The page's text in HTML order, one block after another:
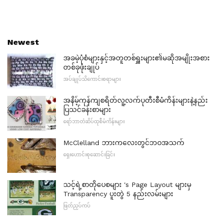
Newest
အခမဲ့ပုံစံများနှင့်အတူတစ်ရှူးများ၏မဆိုအမျိုးအစား
တစ်ခုဖုံးချုပ်
အပ်ချုပ်သိကောင်းစရာများ
အနိမ့်ကုန်ကျစရိတ်လူ့လက်ပုတီးစီမံကိန်းများနဲ့နည်း
ပြသင်ခန်းစာများ
ရော်ဘာတံဆိပ်ထုစီမံကိန်းများ
McClelland ဘားကလေးတွင်ဘဝအသက်
ရှေးဟောင်းစုဆောင်းခြင်း
သင့်ရဲ့စာတိုပေစများ 's Page Layout များမှ
Transparency ပူးတွဲ 5 နည်းလမ်းများ
ဖြတ်ညှပ်ကပ်